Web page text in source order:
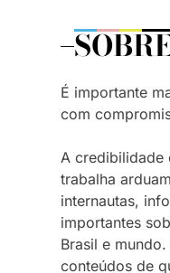
É importante
com
A credibilidade
trabalha
internautas,
importantes
Brasil e
conteúdos de